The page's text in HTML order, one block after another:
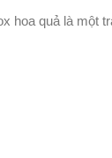
hoa quả là một